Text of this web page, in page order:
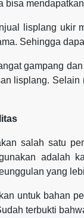
bisa
lisplang ukir
Sehingga
gampang
lisplang.
salah satu
adalah
yang
untuk bahan
terbukti